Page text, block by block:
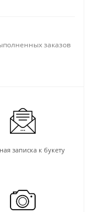
заказов
записка к букету